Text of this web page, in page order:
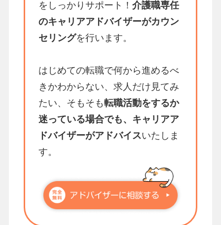
をしっかりサポート！ 介護職専任
のキャリアアドバイザーがカウン
セリングを行います。
はじめての転職で何から進めるべ
きかわからない、求人だけ見てみ
たい、そもそも転職活動をするか
迷っている場合でも、キャリアア
ドバイザーがアドバイスいたしま
す。